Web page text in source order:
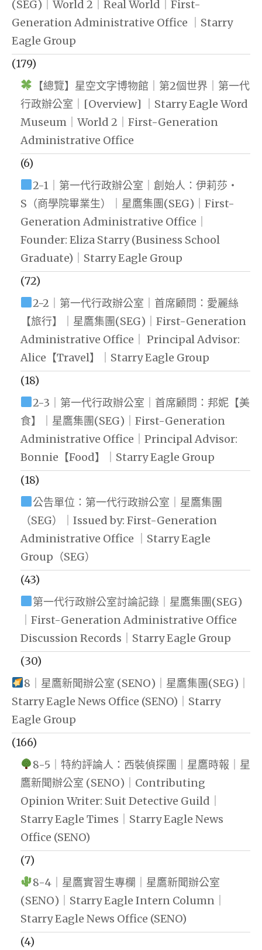
(SEG)｜World 2｜Real World｜First-
Generation Administrative Office ｜Starry
Eagle Group
(179)
【總覽】星空文字博物館｜第2個世界｜第一代
行政辦公室｜[Overview] ｜Starry Eagle Word
Museum｜World 2｜First-Generation
Administrative Office
(6)
2-1｜第一代行政辦公室｜創始人：伊莉莎・
S（商學院畢業生）｜星鷹集團(SEG)｜First-
Generation Administrative Office｜
Founder: Eliza Starry (Business School
Graduate)｜Starry Eagle Group
(72)
2-2｜第一代行政辦公室｜首席顧問：愛麗絲
【旅行】｜星鷹集團(SEG)｜First-Generation
Administrative Office｜ Principal Advisor:
Alice【Travel】｜Starry Eagle Group
(18)
2-3｜第一代行政辦公室｜首席顧問：邦妮【美
食】｜星鷹集團(SEG)｜First-Generation
Administrative Office｜Principal Advisor:
Bonnie【Food】｜Starry Eagle Group
(18)
公告單位：第一代行政辦公室｜星鷹集團
（SEG）｜Issued by: First-Generation
Administrative Office ｜Starry Eagle
Group（SEG）
(43)
第一代行政辦公室討論記錄｜星鷹集團(SEG)
｜First-Generation Administrative Office
Discussion Records｜Starry Eagle Group
(30)
8｜星鷹新聞辦公室 (SENO)｜星鷹集團(SEG)｜
Starry Eagle News Office (SENO)｜Starry
Eagle Group
(166)
8-5｜特約評論人：西裝偵探團｜星鷹時報｜星
鷹新聞辦公室 (SENO)｜Contributing
Opinion Writer: Suit Detective Guild｜
Starry Eagle Times｜Starry Eagle News
Office (SENO)
(7)
8-4｜星鷹實習生專欄｜星鷹新聞辦公室
(SENO)｜Starry Eagle Intern Column｜
Starry Eagle News Office (SENO)
(4)